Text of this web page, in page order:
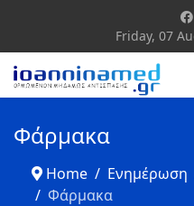
Friday, 07
Φάρμακα
Home Ενημέρωση
Φάρμακα